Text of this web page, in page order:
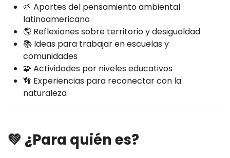
🌱 Aportes del pensamiento ambiental
latinoamericano
🌎 Reflexiones sobre territorio y desigualdad
📚 Ideas para trabajar en escuelas y
comunidades
🧩 Actividades por niveles educativos
👣 Experiencias para reconectar con la
naturaleza
💚 ¿Para quién es?